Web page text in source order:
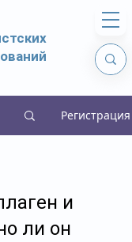
Регистрация
и
ли он